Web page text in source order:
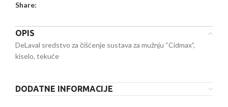
Share:
OPIS
DeLaval sredstvo za čišćenje sustava za mužnju “Cidmax”,
kiselo, tekuće
DODATNE INFORMACIJE